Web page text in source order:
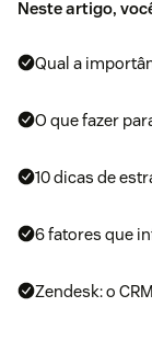
Neste artigo,
Qual a
O que fazer
10 dicas de
6 fatores que
Zendesk: o